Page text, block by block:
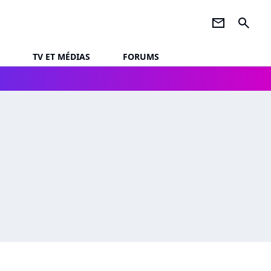
newsletter search
TV ET MÉDIAS FORUMS